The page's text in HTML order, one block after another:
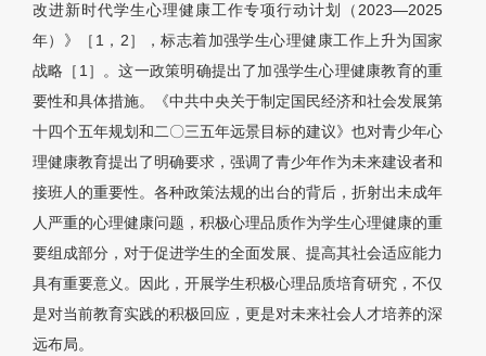
改进新时代学生心理健康工作专项行动计划（2023—2025
年）》［1，2］，标志着加强学生心理健康工作上升为国家
战略［1］。这一政策明确提出了加强学生心理健康教育的重
要性和具体措施。《中共中央关于制定国民经济和社会发展第
十四个五年规划和二〇三五年远景目标的建议》也对青少年心
理健康教育提出了明确要求，强调了青少年作为未来建设者和
接班人的重要性。各种政策法规的出台的背后，折射出未成年
人严重的心理健康问题，积极心理品质作为学生心理健康的重
要组成部分，对于促进学生的全面发展、提高其社会适应能力
具有重要意义。因此，开展学生积极心理品质培育研究，不仅
是对当前教育实践的积极回应，更是对未来社会人才培养的深
远布局。